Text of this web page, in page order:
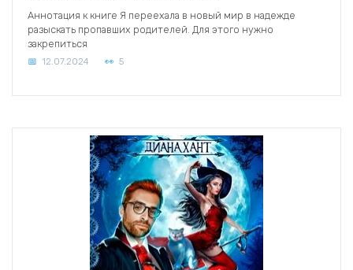
Аннотация к книге Я переехала в новый мир в надежде
разыскать пропавших родителей. Для этого нужно
закрепиться
12.07.2024 5